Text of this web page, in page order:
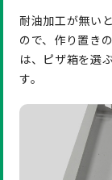
耐油加工が無い
ので、作り置き
は、ピザ箱を選
す。